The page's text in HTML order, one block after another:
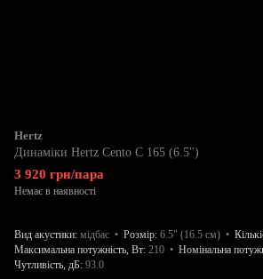
Hertz
Динаміки Hertz Cento C 165 (6.5")
3 920 грн/пара
Немає в наявності
Вид акустики мідбас Розмір 6.5" (16.5 см)
Максимальна потужність, Вт 210 Номінальна
Чутливість, дБ 93.0